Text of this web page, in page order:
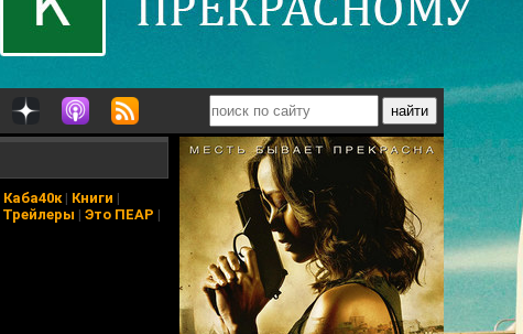
Каба40к| Книги |
Трейлеры | Это ПЕАР |